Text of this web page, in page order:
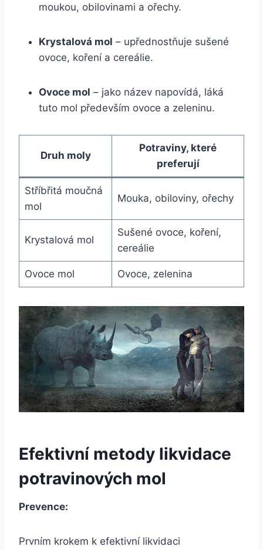
moukou, obilovinami a ořechy.
Krystalová mol – upřednostňuje sušené
ovoce, koření a cereálie.
Ovoce mol – jako název napovídá, láká
tuto mol především ovoce a zeleninu.
Druh moly
Potraviny, které
preferují
Stříbřitá moučná
mol
Mouka, obiloviny, ořechy
Krystalová mol
Sušené ovoce, koření,
cereálie
Ovoce mol Ovoce, zelenina
Efektivní metody likvidace
potravinových mol
Prevence:
Prvním krokem k efektivní likvidaci